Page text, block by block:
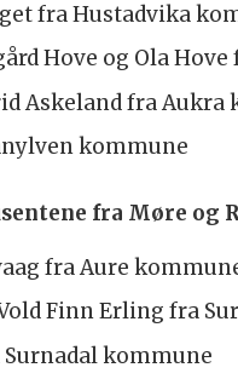
fra Hustadvika
Hove og Ola
Askeland fra Aukra
kommune
fra Møre
fra Aure
Finn Erling fra
kommune